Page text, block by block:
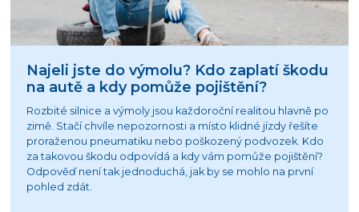
Najeli jste do výmolu? Kdo zaplatí škodu
na autě a kdy pomůže pojištění?
Rozbité silnice a výmoly jsou každoroční realitou hlavně po
zimě. Stačí chvíle nepozornosti a místo klidné jízdy řešíte
proraženou pneumatiku nebo poškozený podvozek. Kdo
za takovou škodu odpovídá a kdy vám pomůže pojištění?
Odpověď není tak jednoduchá, jak by se mohlo na první
pohled zdát.